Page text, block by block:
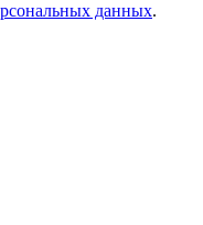
данных.